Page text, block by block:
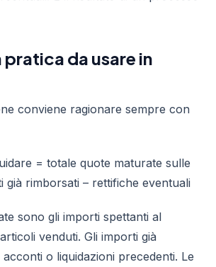
pratica da usare in
conviene ragionare sempre con
= totale quote maturate sulle
già rimborsati – rettifiche eventuali
sono gli importi spettanti al
venduti. Gli importi già
o liquidazioni precedenti. Le